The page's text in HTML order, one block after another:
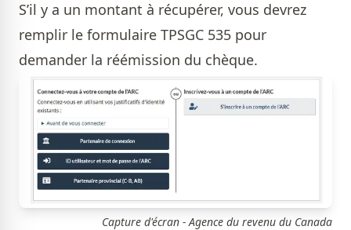
S’il y a un montant à récupérer, vous devrez
remplir le formulaire TPSGC 535 pour
demander la réémission du chèque.
Capture d'écran - Agence du revenu du Canada